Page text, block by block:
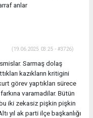
anlar
(19.06.2025 03:25 - #3726)
Sarmaş dolaş
kazıkların kritigini
görev yaptıkları sürece
varamadilar. Bütün
iki zekasiz pişkin pişkin
yıl ak parti ilçe başkanlığı